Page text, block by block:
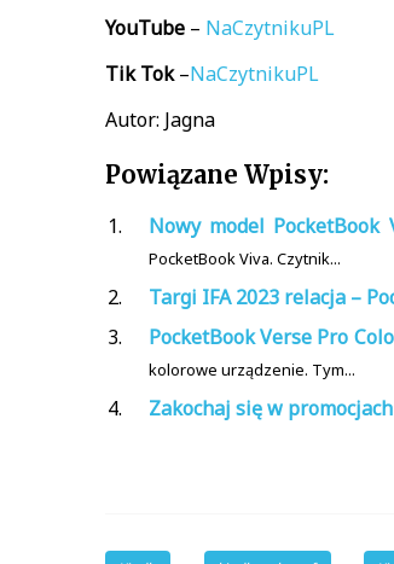
YouTube – NaCzytnikuPL
Tik Tok–NaCzytnikuPL
Autor: Jagna
Powiązane Wpisy:
Nowy model PocketBook
PocketBook Viva. Czytnik...
Targi IFA 2023 relacja –
PocketBook Verse Pro
kolorowe urządzenie. Tym...
Zakochaj się w